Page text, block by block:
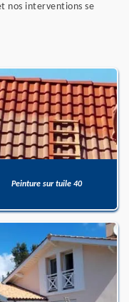
nos interventions se
Peinture sur tuile 40